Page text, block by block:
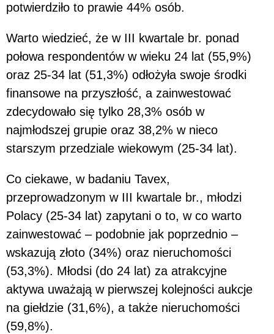
potwierdziło to prawie 44% osób.
Warto wiedzieć, że w III kwartale br. ponad
połowa respondentów w wieku 24 lat (55,9%)
oraz 25-34 lat (51,3%) odłożyła swoje środki
finansowe na przyszłość, a zainwestować
zdecydowało się tylko 28,3% osób w
najmłodszej grupie oraz 38,2% w nieco
starszym przedziale wiekowym (25-34 lat).
Co ciekawe, w badaniu Tavex,
przeprowadzonym w III kwartale br., młodzi
Polacy (25-34 lat) zapytani o to, w co warto
zainwestować – podobnie jak poprzednio –
wskazują złoto (34%) oraz nieruchomości
(53,3%). Młodsi (do 24 lat) za atrakcyjne
aktywa uważają w pierwszej kolejności aukcje
na giełdzie (31,6%), a także nieruchomości
(59,8%).